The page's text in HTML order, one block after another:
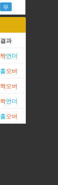
무
결과
짝언더
홀오버
짝오버
짝언더
홀오버